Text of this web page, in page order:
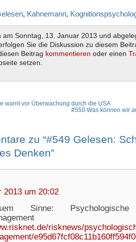
, Kahnemann,
am Sonntag, 13. Januar 2013 und
Sie die Diskussion zu diesem
Beitrag kommentieren oder einen
setzen.
warnt vor Überwachung durch die USA
#550 Was können wir
zu “#549 Gelesen:
Denken”
2013 um 20:02
Sinne:
risknews/